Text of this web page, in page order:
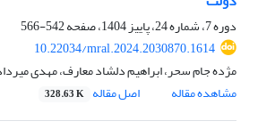
دوره 7، شماره 24، پاییز 1404، صفحه
542-566
10.22034/mral.2024.2030870.1614
مژده جام سحر، ابراهیم دلشاد معارف، مهدی
مشاهده مقاله
اصل مقاله 328.63 K